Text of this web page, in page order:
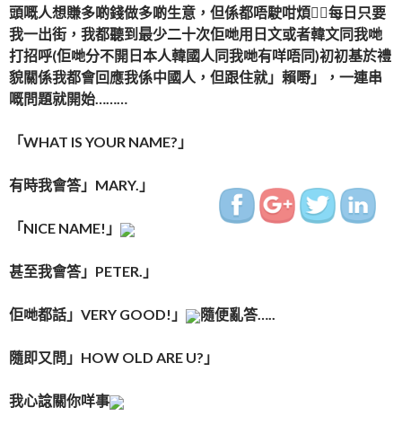
頭嘅人想賺多啲錢做多啲生意，但係都唔駛咁煩？每日只要
我一出街，我都聽到最少二十次佢哋用日文或者韓文同我哋
打招呼(佢哋分不開日本人韓國人同我哋有咩唔同)初初基於禮
貌關係我都會回應我係中國人，但跟住就」賴嘢」，一連串
嘅問題就開始………
「WHAT IS YOUR NAME?」
有時我會答」MARY.」
「NICE NAME!」
甚至我會答」PETER.」
佢哋都話」VERY GOOD!」 隨便亂答…..
隨即又問」HOW OLD ARE U?」
我心諗關你咩事